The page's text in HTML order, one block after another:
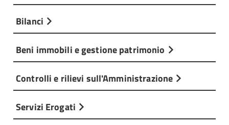
Bilanci
Beni immobili e gestione patrimonio
Controlli e rilievi sull'Amministrazione
Servizi Erogati